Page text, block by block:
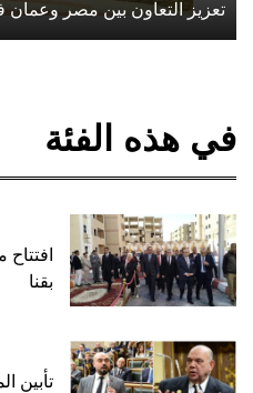
تعزيز التعاون بين مصر وعمان
في هذه الفئة
بقنا
تأبين